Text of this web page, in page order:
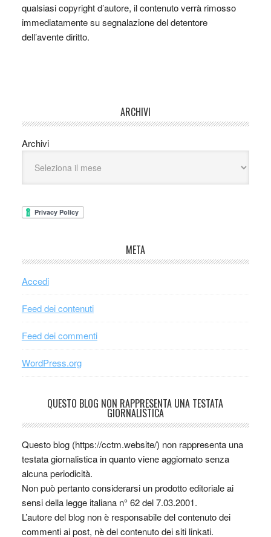
qualsiasi copyright d’autore, il contenuto verrà rimosso
immediatamente su segnalazione del detentore
dell’avente diritto.
ARCHIVI
Archivi
META
Accedi
Feed dei contenuti
Feed dei commenti
WordPress.org
QUESTO BLOG NON RAPPRESENTA UNA TESTATA
GIORNALISTICA
Questo blog (https://cctm.website/) non rappresenta una
testata giornalistica in quanto viene aggiornato senza
alcuna periodicità.
Non può pertanto considerarsi un prodotto editoriale ai
sensi della legge italiana n° 62 del 7.03.2001.
L’autore del blog non è responsabile del contenuto dei
commenti ai post, nè del contenuto dei siti linkati.